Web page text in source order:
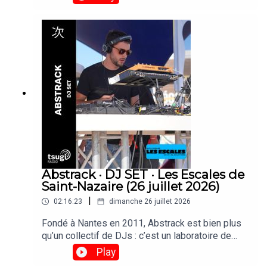
électroniques les plus innovantes. En tête
d’affiche, Ultrabruma, duo composé de Brenda &
María Manuela, originaire de Colombie, on fait
leurs toute première apparition à Paris et sont
passées faire un set derrière les platines de
Tsugi Radio.
Abstrack · DJ SET · Les Escales de
Saint-Nazaire (26 juillet 2026)
02:16:23 dimanche 26 juillet 2026
Fondé à Nantes en 2011, Abstrack est bien plus
qu’un collectif de DJs : c’est un laboratoire de
création qui explore la fête comme une œuvre
d’art totale. Musique, scénographie et graphisme
Play